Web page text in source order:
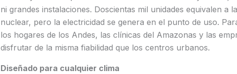
ni grandes instalaciones. Doscientas mil unidades equivalen a
nuclear, pero la electricidad se genera en el punto de uso.
los hogares de los Andes, las clínicas del Amazonas y las
disfrutar de la misma fiabilidad que los centros urbanos.
Diseñado para cualquier clima